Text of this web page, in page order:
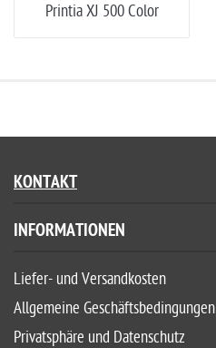
Printia XJ 500 Color
KONTAKT
INFORMATIONEN
Liefer- und Versandkosten
Allgemeine Geschäftsbedingungen
Privatsphäre und Datenschutz